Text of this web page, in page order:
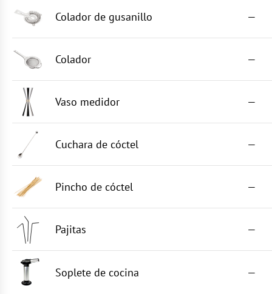
Colador de gusanillo —
Colador —
Vaso medidor —
Cuchara de cóctel —
Pincho de cóctel —
Pajitas —
Soplete de cocina —